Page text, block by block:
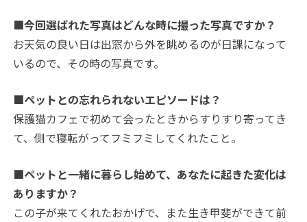
■今回選ばれた写真はどんな時に撮った写真ですか？
お天気の良い日は出窓から外を眺めるのが日課になって
いるので、その時の写真です。
■ペットとの忘れられないエピソードは？
保護猫カフェで初めて会ったときからすりすり寄ってき
て、側で寝転がってフミフミしてくれたこと。
■ペットと一緒に暮らし始めて、あなたに起きた変化は
ありますか？
この子が来てくれたおかげで、また生き甲斐ができて前